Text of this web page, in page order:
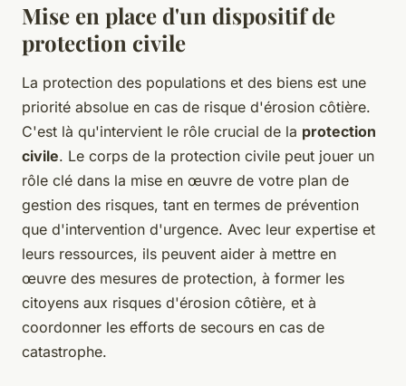
Mise en place d'un dispositif de
protection civile
La protection des populations et des biens est une
priorité absolue en cas de risque d'érosion côtière.
C'est là qu'intervient le rôle crucial de la protection
civile. Le corps de la protection civile peut jouer un
rôle clé dans la mise en œuvre de votre plan de
gestion des risques, tant en termes de prévention
que d'intervention d'urgence. Avec leur expertise et
leurs ressources, ils peuvent aider à mettre en
œuvre des mesures de protection, à former les
citoyens aux risques d'érosion côtière, et à
coordonner les efforts de secours en cas de
catastrophe.